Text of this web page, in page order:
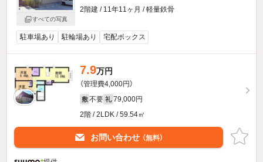
すべての写真
2階建 / 11年11ヶ月 / 軽量鉄骨
駐車場あり 駐輪場あり 宅配ボックス
7.9万円
（管理費4,000円）
敷 不要 礼 79,000円
2階 / 2LDK / 59.54㎡
お問い合わせ （無料）